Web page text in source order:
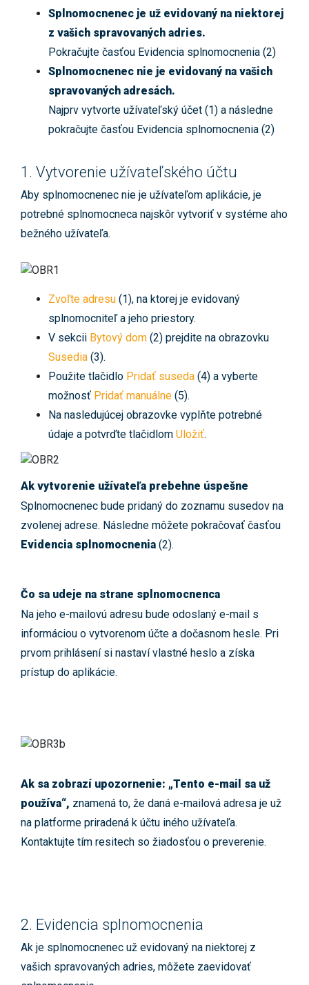
Splnomocnenec je už evidovaný na niektorej
z vašich spravovaných adries.
Pokračujte časťou Evidencia splnomocnenia (2)
Splnomocnenec nie je evidovaný na vašich
spravovaných adresách.
Najprv vytvorte užívateľský účet (1) a následne
pokračujte časťou Evidencia splnomocnenia (2)
1. Vytvorenie užívateľského účtu
Aby splnomocnenec nie je užívateľom aplikácie, je
potrebné splnomocneca najskôr vytvoriť v systéme aho
bežného užívateľa.
Zvoľte adresu (1), na ktorej je evidovaný
splnomocniteľ a jeho priestory.
V sekcii Bytový dom (2) prejdite na obrazovku
Susedia (3).
Použite tlačidlo Pridať suseda (4) a vyberte
možnosť Pridať manuálne (5).
Na nasledujúcej obrazovke vyplňte potrebné
údaje a potvrďte tlačidlom Uložiť.
Ak vytvorenie užívateľa prebehne úspešne
Splnomocnenec bude pridaný do zoznamu susedov na
zvolenej adrese. Následne môžete pokračovať časťou
Evidencia splnomocnenia (2).
Čo sa udeje na strane splnomocnenca
Na jeho e-mailovú adresu bude odoslaný e-mail s
informáciou o vytvorenom účte a dočasnom hesle. Pri
prvom prihlásení si nastaví vlastné heslo a získa
prístup do aplikácie.
Ak sa zobrazí upozornenie: „Tento e-mail sa už
používa“, znamená to, že daná e-mailová adresa je už
na platforme priradená k účtu iného užívateľa.
Kontaktujte tím resitech so žiadosťou o preverenie.
2. Evidencia splnomocnenia
Ak je splnomocnenec už evidovaný na niektorej z
vašich spravovaných adries, môžete zaevidovať